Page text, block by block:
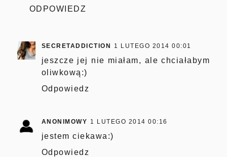
ODPOWIEDZ
SECRETADDICTION 1 LUTEGO 2014 00:01
jeszcze jej nie miałam, ale chciałabym
oliwkową:)
Odpowiedz
ANONIMOWY 1 LUTEGO 2014 00:16
jestem ciekawa:)
Odpowiedz